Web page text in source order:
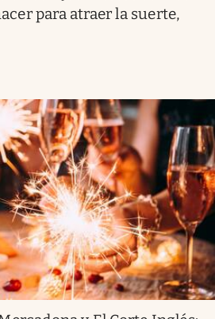
para atraer la suerte,